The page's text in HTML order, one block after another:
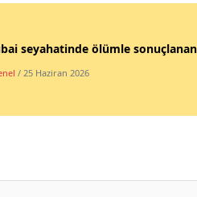
seyahatinde ölümle sonuçlanan
/ 25 Haziran 2026